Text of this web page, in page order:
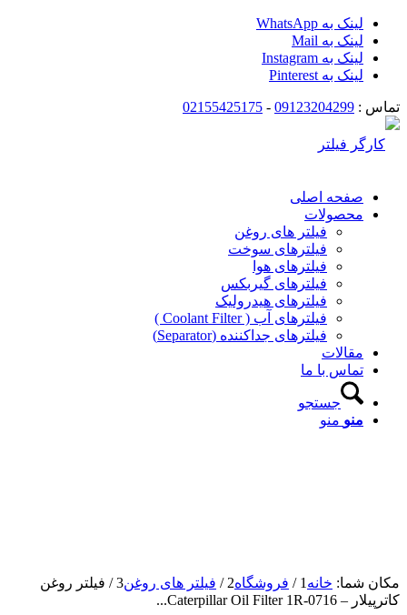
لینک به WhatsApp
لینک به Mail
لینک به Instagram
لینک به Pinterest
تماس : 09123204299
-
02155425175
صفحه اصلی
محصولات
فیلتر های روغن
فیلترهای سوخت
فیلترهای هوا
فیلترهای گیربکس
فیلترهای هیدرولیک
فیلترهای آب ( Coolant Filter )
فیلترهای جداکننده (Separator)
مقالات
تماس با ما
جستجو
منو منو
مکان شما: خانه 1
/ فروشگاه2
/ فیلتر های روغن3
/ فیلتر روغن
کاترپیلار – Caterpillar Oil Filter 1R-0716...